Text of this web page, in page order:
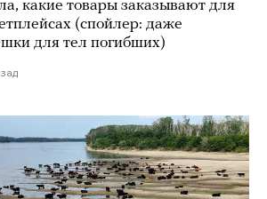
какие товары заказывают для
(спойлер: даже
для тел погибших)